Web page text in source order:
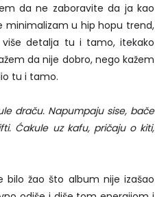
da ne zaboravite da ja kao
minimalizam u hip hopu trend,
detalja tu i tamo, itekako
da nije dobro, nego kažem
tu i tamo.
draču. Napumpaju sise, bače
Ćakule uz kafu, pričaju o kiti,
bilo žao što album nije izašao